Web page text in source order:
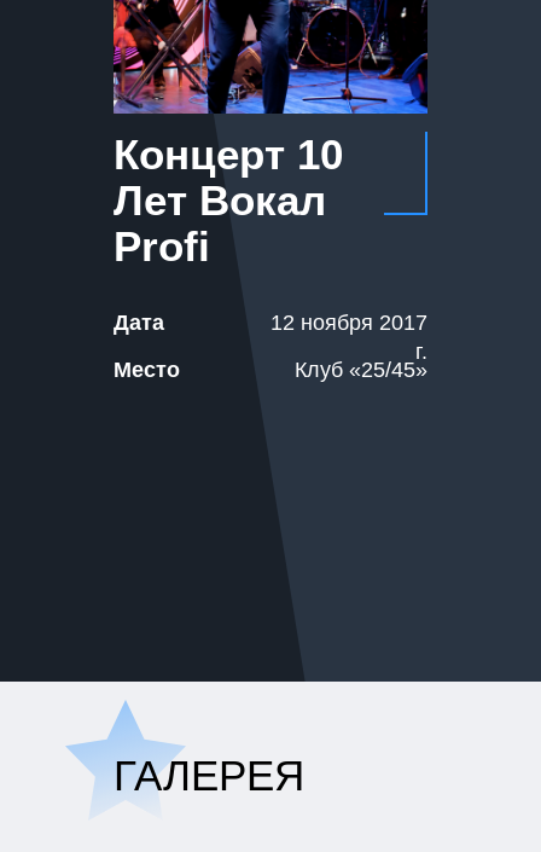
Концерт 10
Лет Вокал
Profi
Дата
Место
12 ноября 2017
г.
Клуб «25/45»
ГАЛЕРЕЯ